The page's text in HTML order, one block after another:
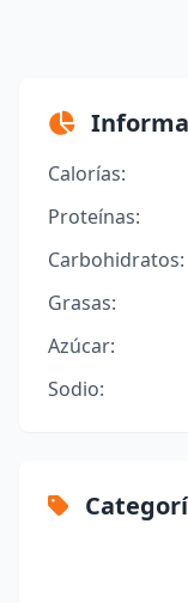
Calorías:
Proteínas:
Carbohidratos:
Grasas:
Azúcar:
Sodio: